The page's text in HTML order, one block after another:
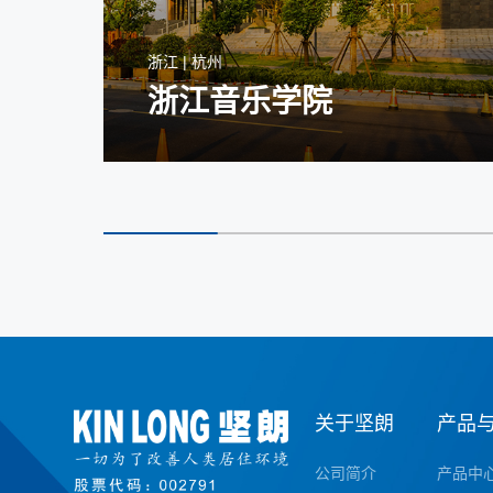
浙江 | 杭州
浙江音乐学院
关于坚朗
公司简介
产品
产品中